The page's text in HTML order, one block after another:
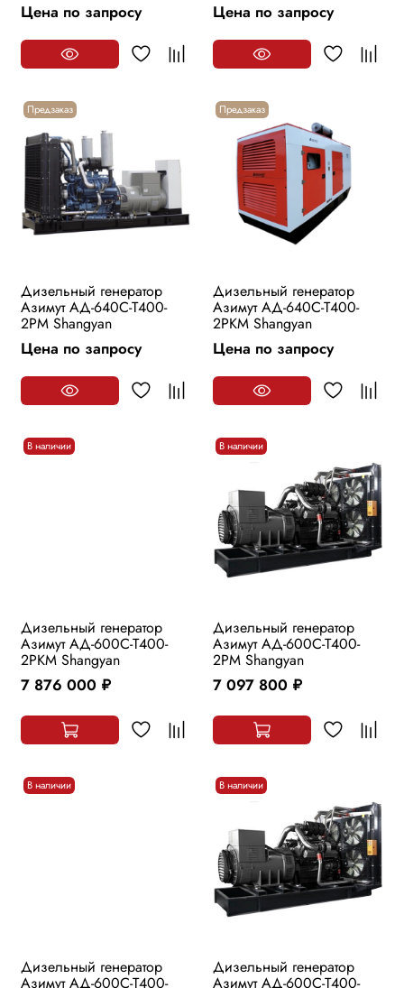
Цена по запросу Цена по запросу
Предзаказ
Дизельный генератор
Азимут АД-640С-Т400-
2РМ Shangyan
Цена по запросу
Предзаказ
Дизельный генератор
Азимут АД-640С-Т400-
2РKМ Shangyan
Цена по запросу
В наличии
Дизельный генератор
Азимут АД-600С-Т400-
2РKМ Shangyan
7 876 000 руб.
В наличии
Дизельный генератор
Азимут АД-600С-Т400-
2РМ Shangyan
7 097 800 руб.
В наличии
Дизельный генератор
Азимут АД-600С-Т400-
В наличии
Дизельный генератор
Азимут АД-600С-Т400-